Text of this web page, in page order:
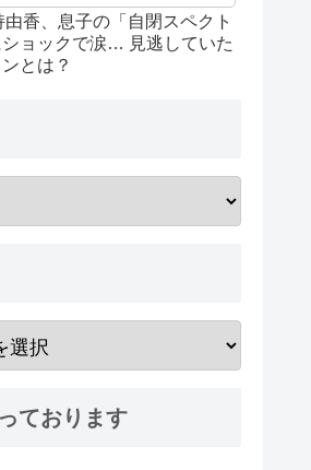
由香、息子の「自閉スペクト
ョックで涙… 見逃していた
とは？
ております